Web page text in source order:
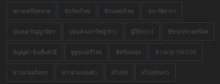
ทราย สก๊อต พาย นักร้องไทย นักแสดงไทย ประวัติดารา
ปองพล ปัญญามิตร ปอนด์ ณราวิชญ์ ข่าว ผู้ให้ NO.1 พี่ชาย ทรายสก๊อต
ภิญญดา นันต๊ะคำมี ยูทูบเบอร์ไทย ศิลปินหนุ่ม สาวอวบ TIKTOK
สาวอวบยโสธร สาวอวบแต่งตัว สไปรท์ สไปรท์ SPD